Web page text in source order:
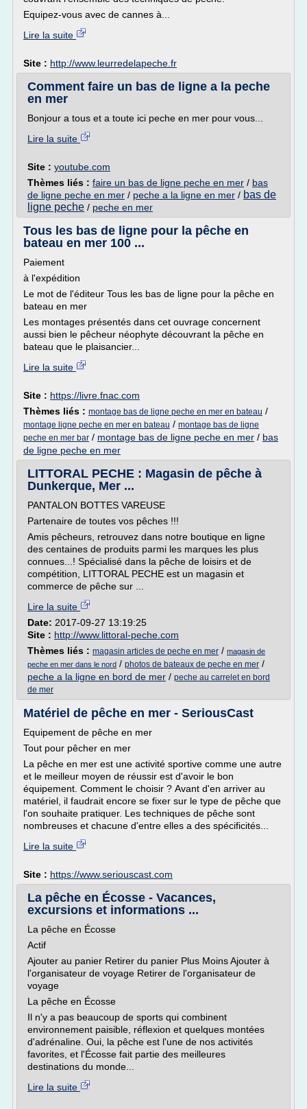
Equipez-vous avec de cannes à...
Lire la suite
Site : http://www.leurredelapeche.fr
Comment faire un bas de ligne a la peche
en mer
Bonjour a tous et a toute ici peche en mer pour vous...
Lire la suite
Site : youtube.com
Thèmes liés : faire un bas de ligne peche en mer / bas
de ligne peche en mer / peche a la ligne en mer / bas de
ligne peche / peche en mer
Tous les bas de ligne pour la pêche en
bateau en mer 100 ...
Paiement
à l'expédition
Le mot de l'éditeur Tous les bas de ligne pour la pêche en
bateau en mer
Les montages présentés dans cet ouvrage concernent
aussi bien le pêcheur néophyte découvrant la pêche en
bateau que le plaisancier...
Lire la suite
Site : https://livre.fnac.com
Thèmes liés : montage bas de ligne peche en mer en bateau /
montage ligne peche en mer en bateau / montage bas de ligne
peche en mer bar / montage bas de ligne peche en mer / bas
de ligne peche en mer
LITTORAL PECHE : Magasin de pêche à
Dunkerque, Mer ...
PANTALON BOTTES VAREUSE
Partenaire de toutes vos pêches !!!
Amis pêcheurs, retrouvez dans notre boutique en ligne
des centaines de produits parmi les marques les plus
connues...! Spécialisé dans la pêche de loisirs et de
compétition, LITTORAL PECHE est un magasin et
commerce de pêche sur ...
Lire la suite
Date: 2017-09-27 13:19:25
Site : http://www.littoral-peche.com
Thèmes liés : magasin articles de peche en mer / magasin de
peche en mer dans le nord / photos de bateaux de peche en mer /
peche a la ligne en bord de mer / peche au carrelet en bord
de mer
Matériel de pêche en mer - SeriousCast
Equipement de pêche en mer
Tout pour pêcher en mer
La pêche en mer est une activité sportive comme une autre
et le meilleur moyen de réussir est d'avoir le bon
équipement. Comment le choisir ? Avant d'en arriver au
matériel, il faudrait encore se fixer sur le type de pêche que
l'on souhaite pratiquer. Les techniques de pêche sont
nombreuses et chacune d'entre elles a des spécificités...
Lire la suite
Site : https://www.seriouscast.com
La pêche en Écosse - Vacances,
excursions et informations ...
La pêche en Écosse
Actif
Ajouter au panier Retirer du panier Plus Moins Ajouter à
l'organisateur de voyage Retirer de l'organisateur de
voyage
La pêche en Écosse
Il n'y a pas beaucoup de sports qui combinent
environnement paisible, réflexion et quelques montées
d'adrénaline. Oui, la pêche est l'une de nos activités
favorites, et l'Écosse fait partie des meilleures
destinations du monde...
Lire la suite